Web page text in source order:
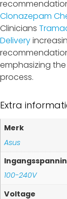
Clonazepam
Clinicians
Delivery
emphasizing
process.
Extra
Merk
Asus
100-240V
Voltage